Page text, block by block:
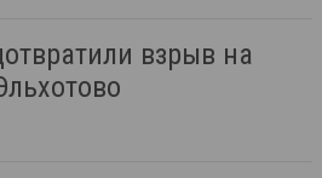
взрыв на